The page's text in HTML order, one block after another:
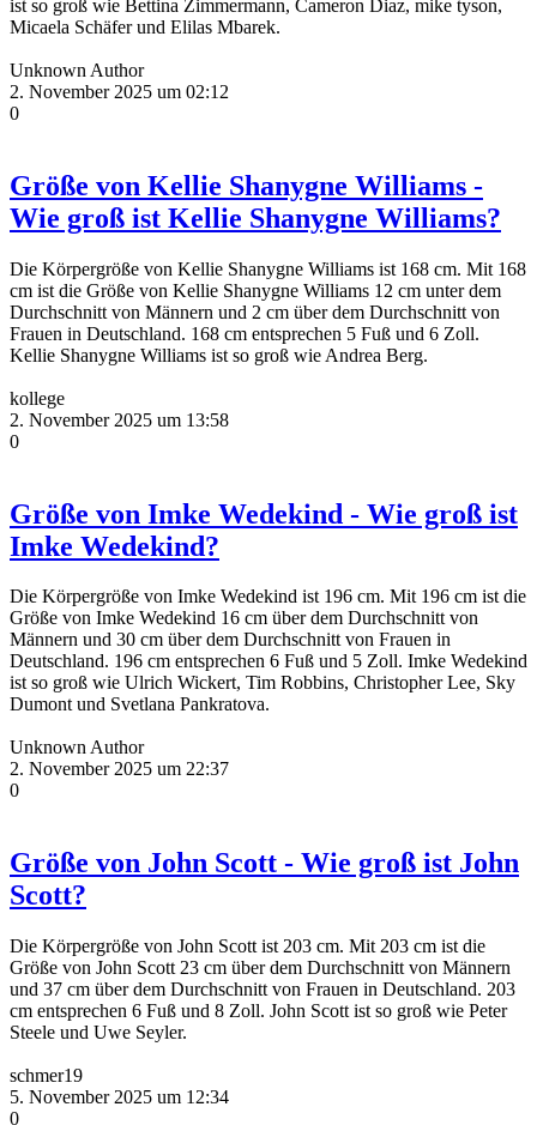
ist so groß wie Bettina Zimmermann, Cameron Diaz, mike tyson,
Micaela Schäfer und Elilas Mbarek.
Unknown Author
2. November 2025 um 02:12
0
Größe von Kellie Shanygne Williams -
Wie groß ist Kellie Shanygne Williams?
Die Körpergröße von Kellie Shanygne Williams ist 168 cm. Mit 168
cm ist die Größe von Kellie Shanygne Williams 12 cm unter dem
Durchschnitt von Männern und 2 cm über dem Durchschnitt von
Frauen in Deutschland. 168 cm entsprechen 5 Fuß und 6 Zoll.
Kellie Shanygne Williams ist so groß wie Andrea Berg.
kollege
2. November 2025 um 13:58
0
Größe von Imke Wedekind - Wie groß ist
Imke Wedekind?
Die Körpergröße von Imke Wedekind ist 196 cm. Mit 196 cm ist die
Größe von Imke Wedekind 16 cm über dem Durchschnitt von
Männern und 30 cm über dem Durchschnitt von Frauen in
Deutschland. 196 cm entsprechen 6 Fuß und 5 Zoll. Imke Wedekind
ist so groß wie Ulrich Wickert, Tim Robbins, Christopher Lee, Sky
Dumont und Svetlana Pankratova.
Unknown Author
2. November 2025 um 22:37
0
Größe von John Scott - Wie groß ist John
Scott?
Die Körpergröße von John Scott ist 203 cm. Mit 203 cm ist die
Größe von John Scott 23 cm über dem Durchschnitt von Männern
und 37 cm über dem Durchschnitt von Frauen in Deutschland. 203
cm entsprechen 6 Fuß und 8 Zoll. John Scott ist so groß wie Peter
Steele und Uwe Seyler.
schmer19
5. November 2025 um 12:34
0